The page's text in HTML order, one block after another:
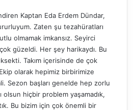
Kaptan Eda Erdem Dündar,
Zaten şu tezahüratları
olmamak imkansız. Seyirci
güzeldi. Her şey harikaydı. Bu
Takım içerisinde de çok
olarak hepimiz birbirimize
Sezon başları genelde hep zorlu
olsun hiçbir problem yaşamadık,
Bu bizim için çok önemli bir